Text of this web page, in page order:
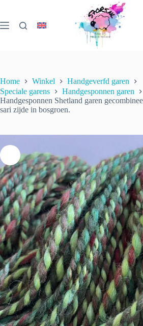
de
inhoud
€34.20
Toevoegen aan
Home Winkel
Handgeverfd garen
Speciale garens
Handgesponnen garen
Handgesponnen Shetland garen
sari zijde in bosgroen.